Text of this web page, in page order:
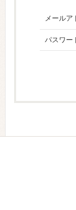
メールア
パスワー